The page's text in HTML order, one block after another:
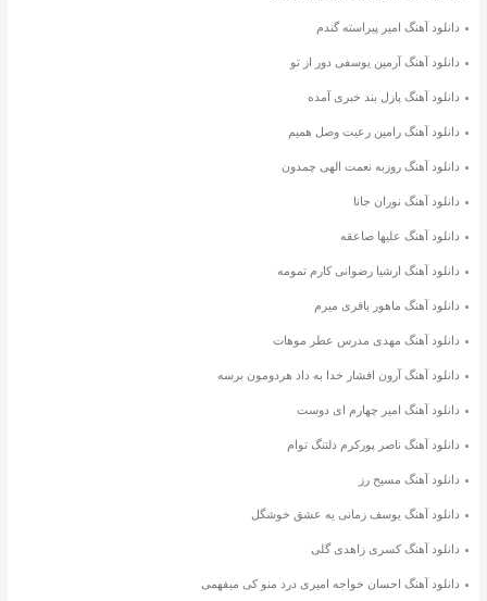
دانلود آهنگ امیر پیراسته گندم
دانلود آهنگ آرمین یوسفی دور از تو
دانلود آهنگ پازل بند خبری آمده
دانلود آهنگ رامین رعیت وصل همیم
دانلود آهنگ روزبه نعمت الهی چمدون
دانلود آهنگ نوران جانا
دانلود آهنگ علیها صاعقه
دانلود آهنگ ارشیا رضوانی کارم تمومه
دانلود آهنگ ماهور باقری میرم
دانلود آهنگ مهدی مدرس عطر موهات
دانلود آهنگ آرون افشار خدا به داد هردومون برسه
دانلود آهنگ امیر چهارم ای دوست
دانلود آهنگ ناصر پورکرم دلتنگ توام
دانلود آهنگ مسیح رز
دانلود آهنگ یوسف زمانی یه عشق خوشگل
دانلود آهنگ کسری زاهدی گلی
دانلود آهنگ احسان خواجه امیری درد منو کی میفهمی